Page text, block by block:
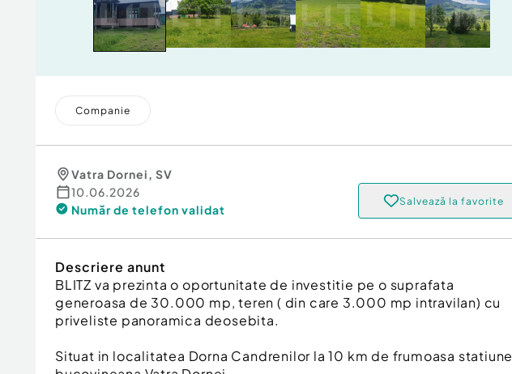
Companie
Vatra Dornei, SV
10.06.2026
Număr de telefon validat
Salvează la favorite
Descriere anunt
BLITZ va prezinta o oportunitate de investitie pe o suprafata
generoasa de 30.000 mp, teren ( din care 3.000 mp intravilan) cu
priveliste panoramica deosebita.
Situat in localitatea Dorna Candrenilor la 10 km de frumoasa statiune